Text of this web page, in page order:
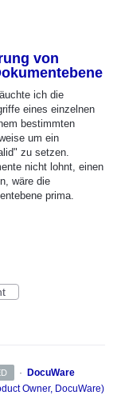
von
ich die
eines einzelnen
bestimmten
um ein
zu setzen.
nicht lohnt, einen
wäre die
prima.
· DocuWare
Owner, DocuWare)